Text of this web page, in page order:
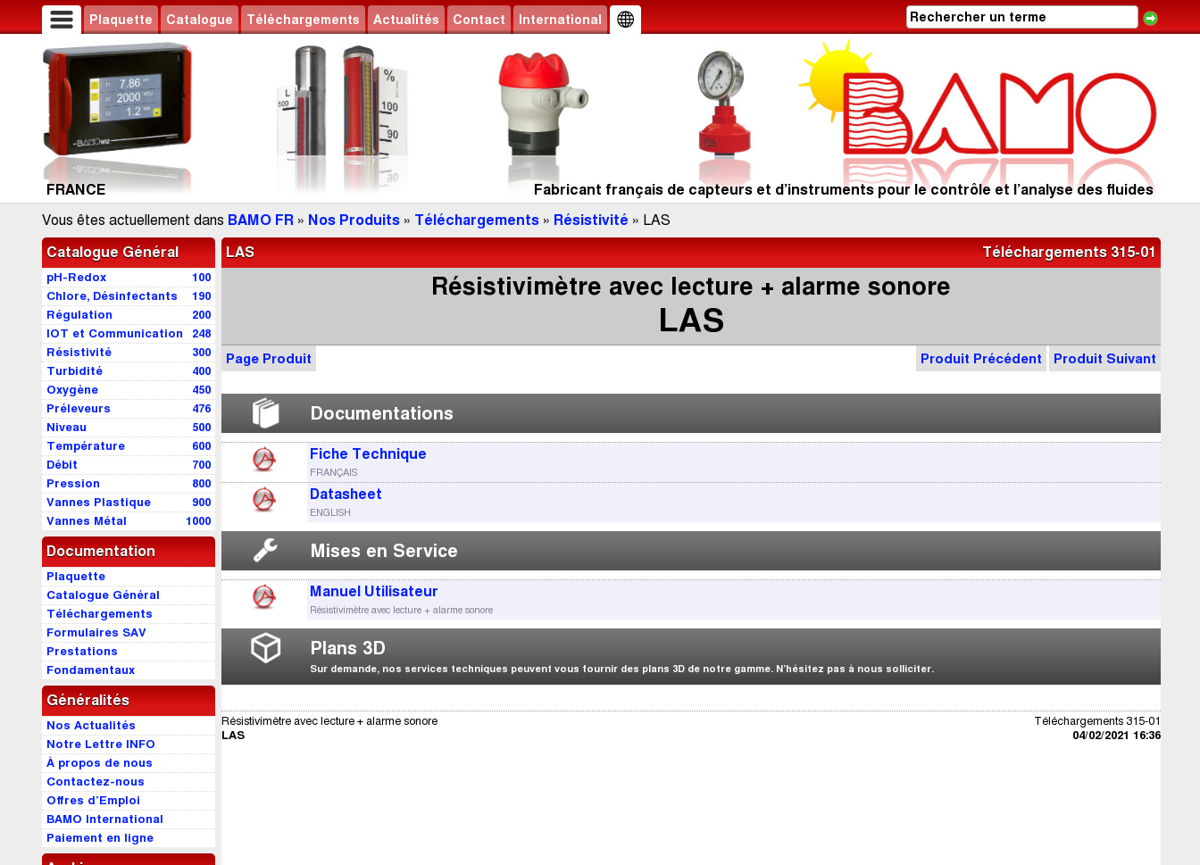
Plaquette Catalogue Téléchargements Actualités Contact International
FRANCE
Fabricant français de capteurs et d’instruments pour le contrôle et l’analyse des fluides
Vous êtes actuellement dans BAMO FR » Nos Produits » Téléchargements » Résistivité » LAS
Catalogue Général
100
pH-Redox
190
Chlore, Désinfectants
200
Régulation
248
IOT et Communication
300
Résistivité
400
Turbidité
450
Oxygène
476
Préleveurs
500
Niveau
600
Température
700
Débit
800
Pression
900
Vannes Plastique
1000
Vannes Métal
Documentation
Plaquette
Catalogue Général
Téléchargements
Formulaires SAV
Prestations
Fondamentaux
Généralités
Nos Actualités
Notre Lettre INFO
À propos de nous
Contactez-nous
Offres d’Emploi
BAMO International
Paiement en ligne
Téléchargements 315-01
LAS
Résistivimètre avec lecture + alarme sonore
LAS
Produit Précédent Produit Suivant
Page Produit
Documentations
Fiche Technique
FRANÇAIS
Datasheet
ENGLISH
Mises en Service
Manuel Utilisateur
Résistivimètre avec lecture + alarme sonore
Plans 3D
Sur demande, nos services techniques peuvent vous fournir des plans 3D de notre gamme. N’hésitez pas à nous solliciter.
Téléchargements 315-01
04/02/2021 16:36
Résistivimètre avec lecture + alarme sonore
LAS